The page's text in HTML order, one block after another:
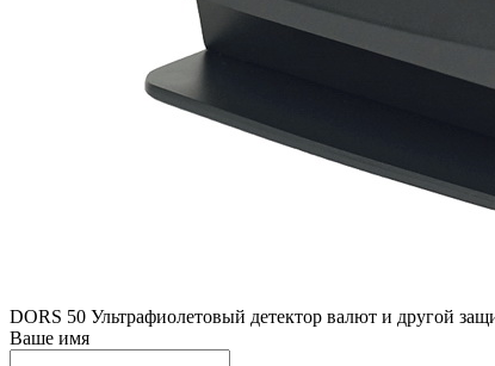
DORS 50 Ультрафиолетовый детектор валют и другой
Ваше имя